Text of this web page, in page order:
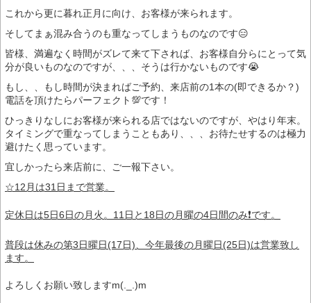
これから更に暮れ正月に向け、お客様が来られます。
そしてまぁ混み合うのも重なってしまうものなのです😑
皆様、満遍なく時間がズレて来て下されば、お客様自分らにとって気
分が良いものなのですが、、、そうは行かないものです😭
もし、、もし時間が決まればご予約、来店前の1本の(即できるか？)
電話を頂けたらパーフェクト💯です！
ひっきりなしにお客様が来られる店ではないのですが、やはり年末。
タイミングで重なってしまうこともあり、、、お待たせするのは極力
避けたく思っています。
宜しかったら来店前に、ご一報下さい。
☆12月は31日まで営業。
定休日は5日6日の月火。11日と18日の月曜の4日間のみ❗️です。
普段は休みの第3日曜日(17日)、今年最後の月曜日(25日)は営業致し
ます。
よろしくお願い致しますm(._.)m